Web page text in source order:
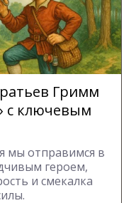
Гримм
с ключевым
мы отправимся в
героем,
и смекалка